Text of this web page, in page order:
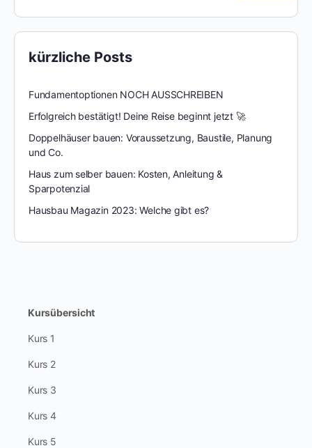
kürzliche Posts
Fundamentoptionen NOCH AUSSCHREIBEN
Erfolgreich bestätigt! Deine Reise beginnt jetzt 🚀
Doppelhäuser bauen: Voraussetzung, Baustile, Planung
und Co.
Haus zum selber bauen: Kosten, Anleitung &
Sparpotenzial
Hausbau Magazin 2023: Welche gibt es?
Kursübersicht
Kurs 1
Kurs 2
Kurs 3
Kurs 4
Kurs 5